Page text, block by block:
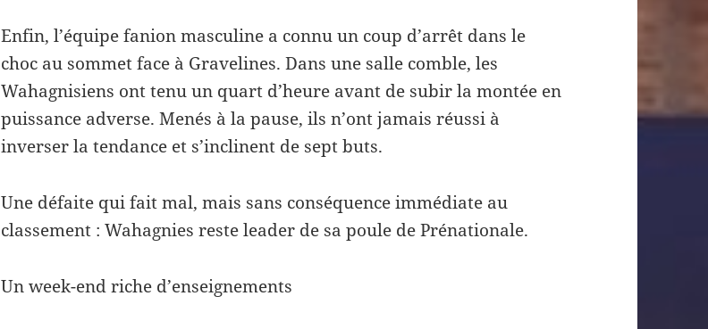
Enfin, l’équipe fanion masculine a connu un coup d’arrêt dans le
choc au sommet face à Gravelines. Dans une salle comble, les
Wahagnisiens ont tenu un quart d’heure avant de subir la montée en
puissance adverse. Menés à la pause, ils n’ont jamais réussi à
inverser la tendance et s’inclinent de sept buts.
Une défaite qui fait mal, mais sans conséquence immédiate au
classement : Wahagnies reste leader de sa poule de Prénationale.
Un week-end riche d’enseignements